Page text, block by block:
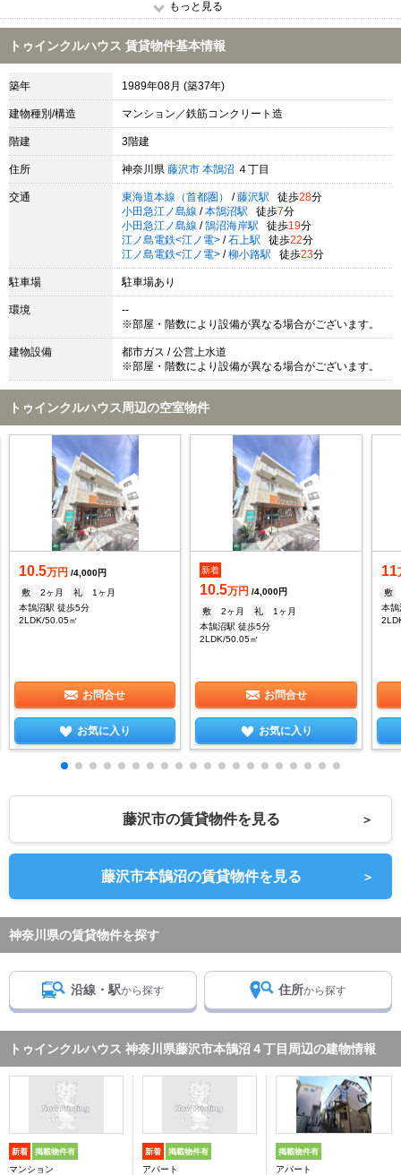
もっと見る
トゥインクルハウス 賃貸物件基本情報
築年 1989年08月 (築37年)
建物種別/構造 マンション／鉄筋コンクリート造
階建 3階建
住所 神奈川県 藤沢市 本鵠沼 ４丁目
交通 東海道本線（首都圏） / 藤沢駅 徒歩28分
小田急江ノ島線 / 本鵠沼駅 徒歩7分
小田急江ノ島線 / 鵠沼海岸駅 徒歩19分
江ノ島電鉄<江ノ電> / 石上駅 徒歩22分
江ノ島電鉄<江ノ電> / 柳小路駅 徒歩23分
駐車場 駐車場あり
環境
--
※部屋・階数により設備が異なる場合がございます。
建物設備
都市ガス / 公営上水道
※部屋・階数により設備が異なる場合がございます。
トゥインクルハウス周辺の空室物件
10.5万円 /4,000円
敷
2ヶ月 礼
1ヶ月
本鵠沼駅 徒歩5分
2LDK/50.05㎡
お問合せ
お気に入り
新着
10.5万円 /4,000円
敷
2ヶ月 礼
1ヶ月
本鵠沼駅 徒歩5分
2LDK/50.05㎡
お問合せ
お気に入り
11
敷
本鵠
藤沢市の賃貸物件を見る ＞
藤沢市本鵠沼の賃貸物件を見る ＞
神奈川県の賃貸物件を探す
沿線・駅から探す 住所から探す
トゥインクルハウス 神奈川県藤沢市本鵠沼４丁目周辺の建物情報
新着 掲載物件有
マンション
新着 掲載物件有
アパート
掲載物件有
アパート